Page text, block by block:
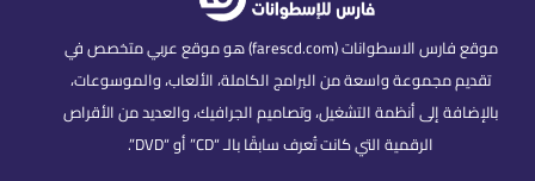
موقع فارس الاسطوانات (farescd.com) هو موقع عربي متخصص في
تقديم مجموعة واسعة من البرامج الكاملة، الألعاب، والموسوعات،
بالإضافة إلى أنظمة التشغيل، وتصاميم الجرافيك، والعديد من الأقراص
الرقمية التي كانت تُعرف سابقًا بالـ “CD” أو “DVD”.